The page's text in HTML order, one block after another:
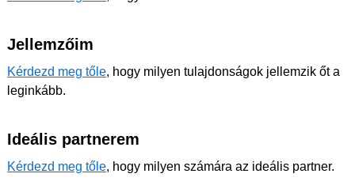
Jellemzőim
Kérdezd meg tőle, hogy milyen tulajdonságok jellemzik őt a
leginkább.
Ideális partnerem
Kérdezd meg tőle, hogy milyen számára az ideális partner.